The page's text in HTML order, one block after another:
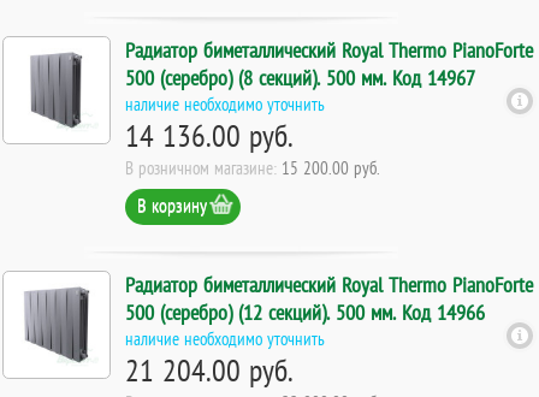
Радиатор биметаллический Royal Thermo PianoForte
500 (серебро) (8 секций). 500 мм. Код 14967
наличие необходимо уточнить
14 136.00 руб.
В розничном магазине: 15 200.00 руб.
В корзину
Радиатор биметаллический Royal Thermo PianoForte
500 (серебро) (12 секций). 500 мм. Код 14966
наличие необходимо уточнить
21 204.00 руб.